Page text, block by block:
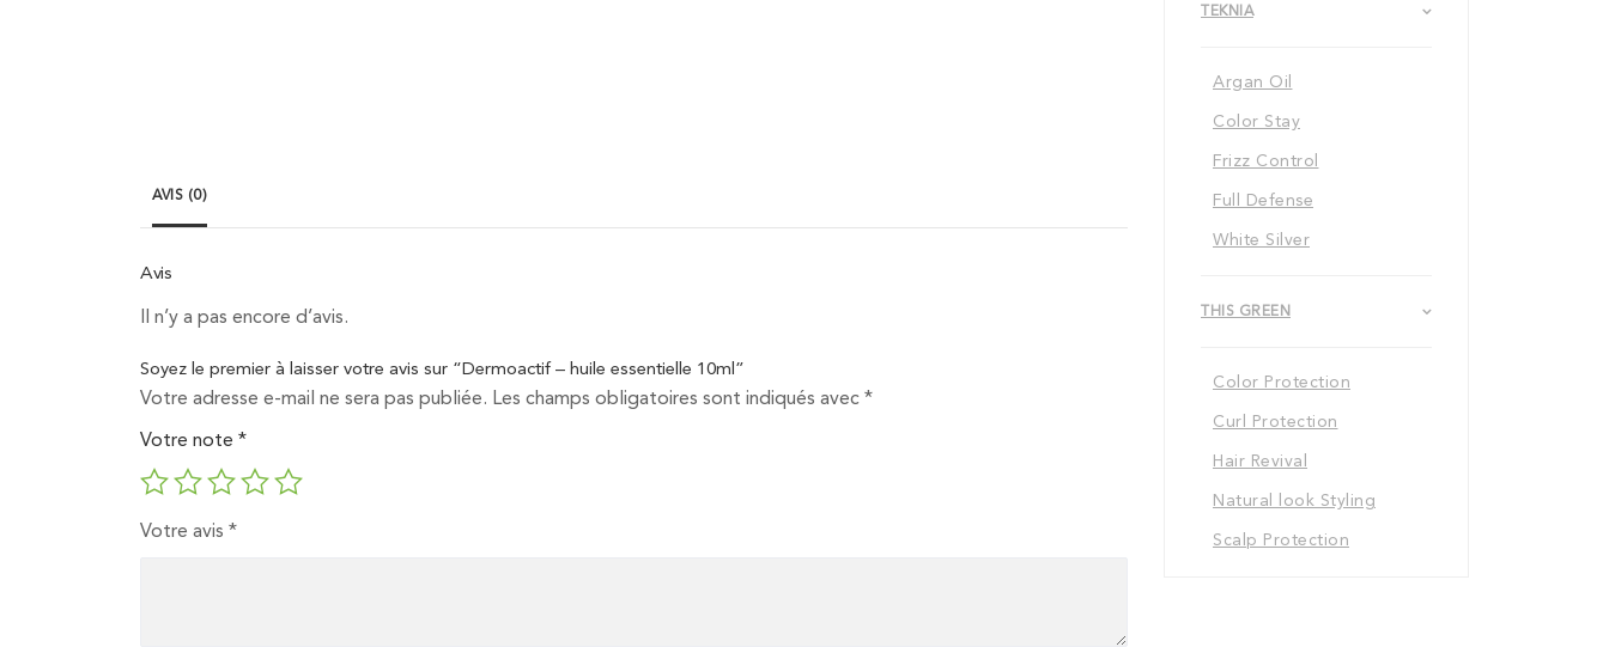
AVIS (0)
Avis
Il n’y a pas encore d’avis.
Soyez le premier à laisser votre avis sur “Dermoactif – huile essentielle 10ml”
Votre adresse e-mail ne sera pas publiée. Les champs obligatoires sont indiqués avec *
Votre note *
Votre avis *
TEKNIA
Argan Oil
Color Stay
Frizz Control
Full Defense
White Silver
THIS GREEN
Color Protection
Curl Protection
Hair Revival
Natural look Styling
Scalp Protection